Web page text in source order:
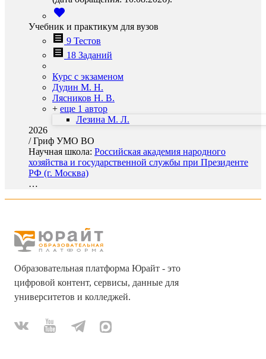
Учебник и практикум для вузов
9 Тестов
18 Заданий
Курс с экзаменом
Дудин М. Н.
Лясников Н. В.
+ еще 1 автор
Лезина М. Л.
2026
/Гриф УМО ВО
Научная школа: Российская академия народного
хозяйства и государственной службы при Президенте
РФ (г. Москва)
…
Образовательная платформа Юрайт - это
цифровой контент, сервисы, данные для
университетов и колледжей.